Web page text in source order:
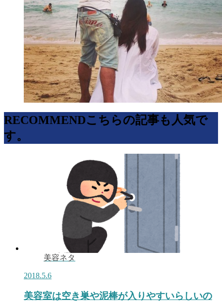
RECOMMENDこちらの記事も人気で
す。
美容ネタ
2018.5.6
美容室は空き巣や泥棒が入りやすいらしいの